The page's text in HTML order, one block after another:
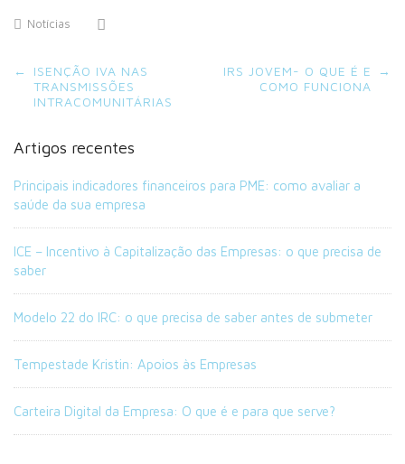
Notícias
Post
navigation
←
ISENÇÃO IVA NAS
TRANSMISSÕES
INTRACOMUNITÁRIAS
IRS JOVEM- O QUE É E
COMO FUNCIONA
→
Artigos recentes
Principais indicadores financeiros para PME: como avaliar a
saúde da sua empresa
ICE – Incentivo à Capitalização das Empresas: o que precisa de
saber
Modelo 22 do IRC: o que precisa de saber antes de submeter
Tempestade Kristin: Apoios às Empresas
Carteira Digital da Empresa: O que é e para que serve?